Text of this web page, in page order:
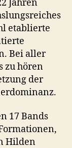
Jahren
etablierte
Bei aller
zu hören
der
17 Bands
Hilden